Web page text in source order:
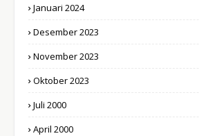
Januari 2024
Desember 2023
November 2023
Oktober 2023
Juli 2000
April 2000